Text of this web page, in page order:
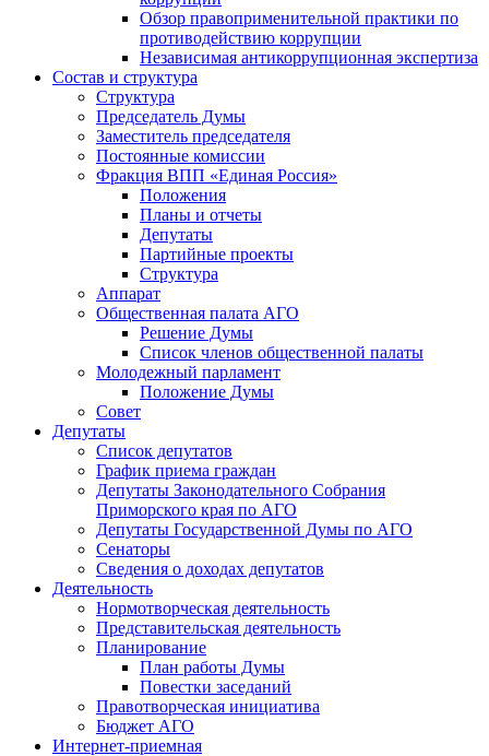
Обзор правоприменительной практики по
противодействию коррупции
Независимая антикоррупционная экспертиза
Состав и структура
Структура
Председатель Думы
Заместитель председателя
Постоянные комиссии
Фракция ВПП «Единая Россия»
Положения
Планы и отчеты
Депутаты
Партийные проекты
Структура
Аппарат
Общественная палата АГО
Решение Думы
Список членов общественной палаты
Молодежный парламент
Положение Думы
Совет
Депутаты
Список депутатов
График приема граждан
Депутаты Законодательного Собрания
Приморского края по АГО
Депутаты Государственной Думы по АГО
Сенаторы
Сведения о доходах депутатов
Деятельность
Нормотворческая деятельность
Представительская деятельность
Планирование
План работы Думы
Повестки заседаний
Правотворческая инициатива
Бюджет АГО
Интернет-приемная